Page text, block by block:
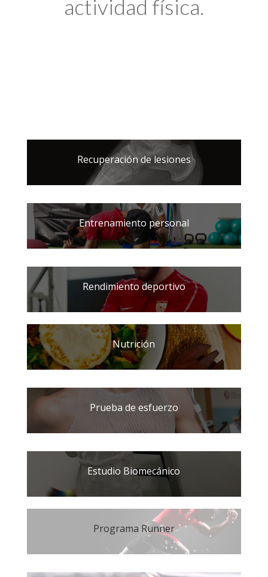
actividad física.
Recuperación de lesiones
Entrenamiento personal
Rendimiento deportivo
Nutrición
Prueba de esfuerzo
Estudio Biomecánico
Programa Runner